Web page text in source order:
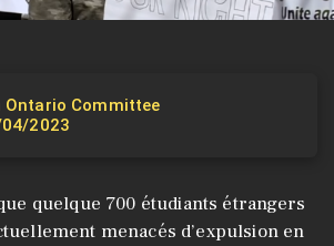
Ontario Committee
2023
quelque 700 étudiants étrangers
menacés d’expulsion en